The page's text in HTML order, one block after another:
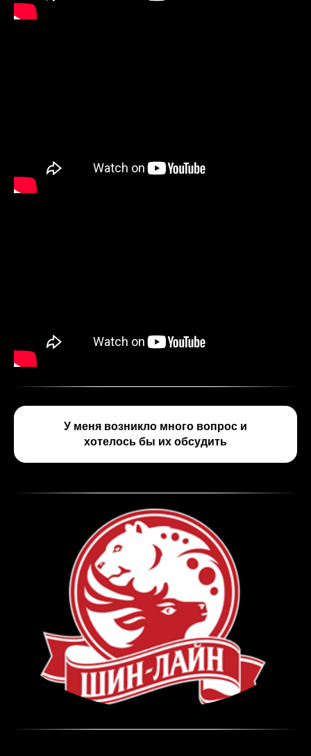
У меня возникло много вопрос и
хотелось бы их обсудить